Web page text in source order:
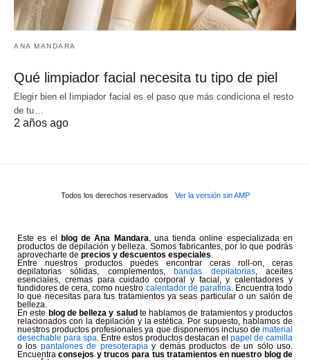
ANA MANDARA
Qué limpiador facial necesita tu tipo de piel
Elegir bien el limpiador facial es el paso que más condiciona el resto
de tu…
2 años ago
Todos los derechos reservados Ver la versión sin AMP
Este es el blog de Ana Mandara , una tienda online especializada en
productos de depilación y belleza. Somos fabricantes, por lo que podrás
aprovecharte de precios y descuentos especiales
Entre nuestros productos puedes encontrar ceras roll-on, ceras
depilatorias sólidas, complementos,bandas depilatorias, aceites
esenciales, cremas para cuidado corporal y facial, y calentadores y
fundidores de cera, como nuestro calentador de parafina . Encuentra todo
lo que necesitas para tus tratamientos ya seas particular o un salón de
belleza.
En este blog de belleza y saludte hablamos de tratamientos y productos
relacionados con la depilación y la estética. Por supuesto, hablamos de
nuestros productos profesionales ya que disponemos incluso de material
desechable para spa . Entre estos productos destacan el papel de camilla
o los pantalones de presoterapia y demás productos de un sólo uso.
Encuentraconsejos y trucos para tus tratamientos en nuestro blog de